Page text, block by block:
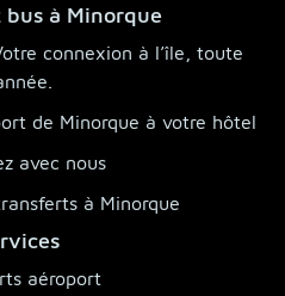
à Minorque
connexion à l’île, toute
de Minorque à votre hôtel
avec nous
à Minorque
aéroport